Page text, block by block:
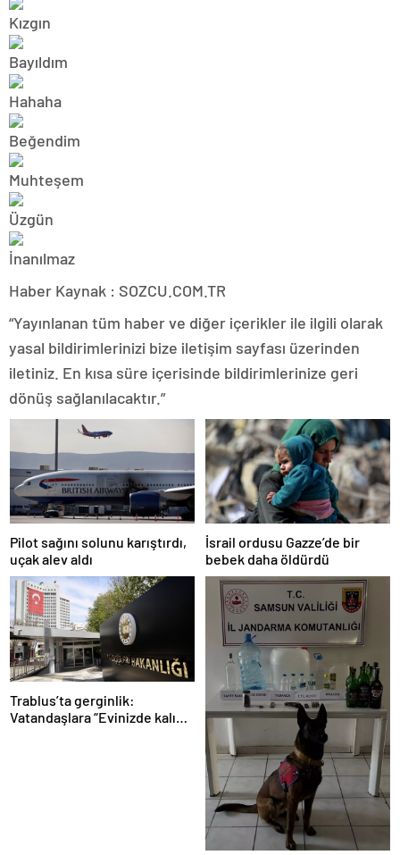
Haber Kaynak : SOZCU.COM.TR
“Yayınlanan tüm haber ve diğer içerikler ile ilgili olarak
yasal bildirimlerinizi bize iletişim sayfası üzerinden
iletiniz. En kısa süre içerisinde bildirimlerinize geri
dönüş sağlanılacaktır.”
Pilot sağını solunu karıştırdı,
uçak alev aldı
İsrail ordusu Gazze’de bir
bebek daha öldürdü
Trablus’ta gerginlik:
Vatandaşlara “Evinizde kalın”